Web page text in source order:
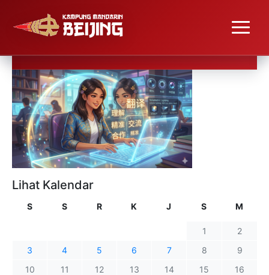
Lihat Kalendar
S S R K J S M
1
2
3
4 5 6 7 8
9
10
11 12 13 14 15
16